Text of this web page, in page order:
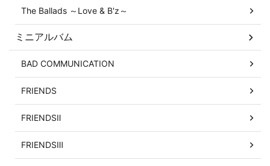
The Ballads ～Love & B'z～
ミニアルバム
BAD COMMUNICATION
FRIENDS
FRIENDSⅡ
FRIENDSⅢ